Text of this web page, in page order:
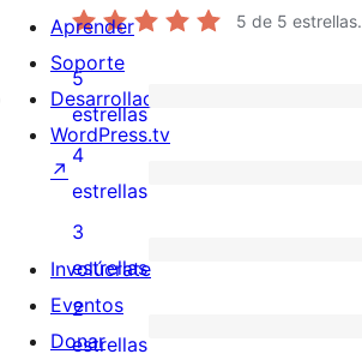
5 de 5 estrellas.
2
valoraciones
de
5
estrellas
5
estrellas
0
valoraciones
de
4
estrellas
4
estrellas
0
valoraciones
de
3
estrellas
0
2
estrellas
Aprender
Soporte
Desarrolladores
WordPress.tv
↗
Involúcrate
Eventos
Donar